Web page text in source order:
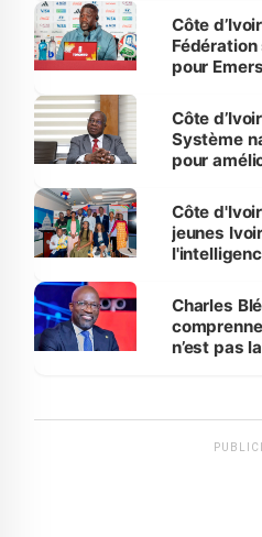
Côte
pour
Côte
Système
pour
Côte
jeunes
Charles
n’est pas